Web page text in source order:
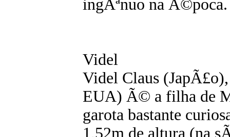
ingÃªnuo na Ã©poca.
Videl
Videl Claus
EUA) Ã© a filha de
garota bastante
1,52m de altura (na